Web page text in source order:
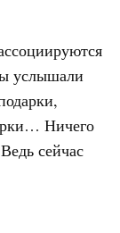
услышали
Ничего
сейчас